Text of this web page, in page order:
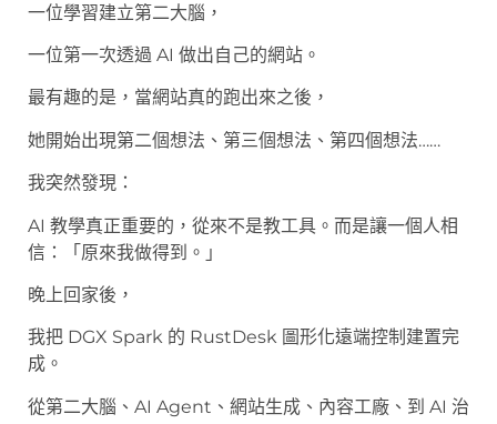
一位學習建立第二大腦，
一位第一次透過 AI 做出自己的網站。
最有趣的是，當網站真的跑出來之後，
她開始出現第二個想法、第三個想法、第四個想法……
我突然發現：
AI 教學真正重要的，從來不是教工具。而是讓一個人相
信：「原來我做得到。」
晚上回家後，
我把 DGX Spark 的 RustDesk 圖形化遠端控制建置完
成。
從第二大腦、AI Agent、網站生成、內容工廠、到 AI 治